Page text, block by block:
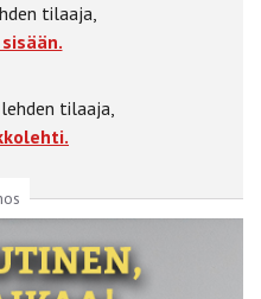
tilaaja,
tilaaja,